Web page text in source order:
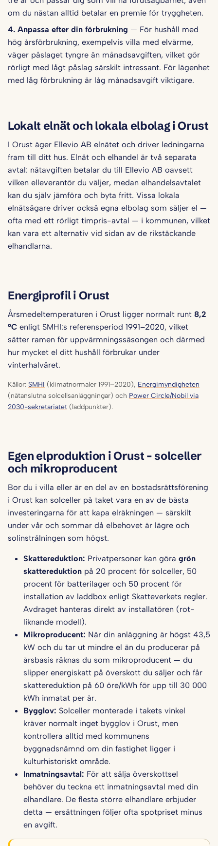
om du nästan alltid betalar en premie för tryggheten.
4. Anpassa efter din förbrukning — För hushåll med
hög årsförbrukning, exempelvis villa med elvärme,
väger påslaget tyngre än månadsavgiften, vilket gör
rörligt med lågt påslag särskilt intressant. För lägenhet
med låg förbrukning är låg månadsavgift viktigare.
Lokalt elnät och lokala elbolag i Orust
I Orust äger Ellevio AB elnätet och driver ledningarna
fram till ditt hus. Elnät och elhandel är två separata
avtal: nätavgiften betalar du till Ellevio AB oavsett
vilken elleverantör du väljer, medan elhandelsavtalet
kan du själv jämföra och byta fritt. Vissa lokala
elnätsägare driver också egna elbolag som säljer el —
ofta med ett rörligt timpris-avtal — i kommunen, vilket
kan vara ett alternativ vid sidan av de rikstäckande
elhandlarna.
Energiprofil i Orust
Årsmedeltemperaturen i Orust ligger normalt runt 8,2
°C enligt SMHI:s referensperiod 1991–2020, vilket
sätter ramen för uppvärmningssäsongen och därmed
hur mycket el ditt hushåll förbrukar under
vinterhalvåret.
Källor: SMHI (klimatnormaler 1991–2020), Energimyndigheten
(nätanslutna solcellsanläggningar) och Power Circle/Nobil via
2030-sekretariatet (laddpunkter).
Egen elproduktion i Orust – solceller
och mikroproducent
Bor du i villa eller är en del av en bostadsrättsförening
i Orust kan solceller på taket vara en av de bästa
investeringarna för att kapa elräkningen — särskilt
under vår och sommar då elbehovet är lägre och
solinstrålningen som högst.
Skattereduktion: Privatpersoner kan göra grön
skattereduktion på 20 procent för solceller, 50
procent för batterilager och 50 procent för
installation av laddbox enligt Skatteverkets regler.
Avdraget hanteras direkt av installatören (rot-
liknande modell).
Mikroproducent: När din anläggning är högst 43,5
kW och du tar ut mindre el än du producerar på
årsbasis räknas du som mikroproducent — du
slipper energiskatt på överskott du säljer och får
skattereduktion på 60 öre/kWh för upp till 30 000
kWh inmatat per år.
Bygglov: Solceller monterade i takets vinkel
kräver normalt inget bygglov i Orust, men
kontrollera alltid med kommunens
byggnadsnämnd om din fastighet ligger i
kulturhistoriskt område.
Inmatningsavtal: För att sälja överskottsel
behöver du teckna ett inmatningsavtal med din
elhandlare. De flesta större elhandlare erbjuder
detta — ersättningen följer ofta spotpriset minus
en avgift.